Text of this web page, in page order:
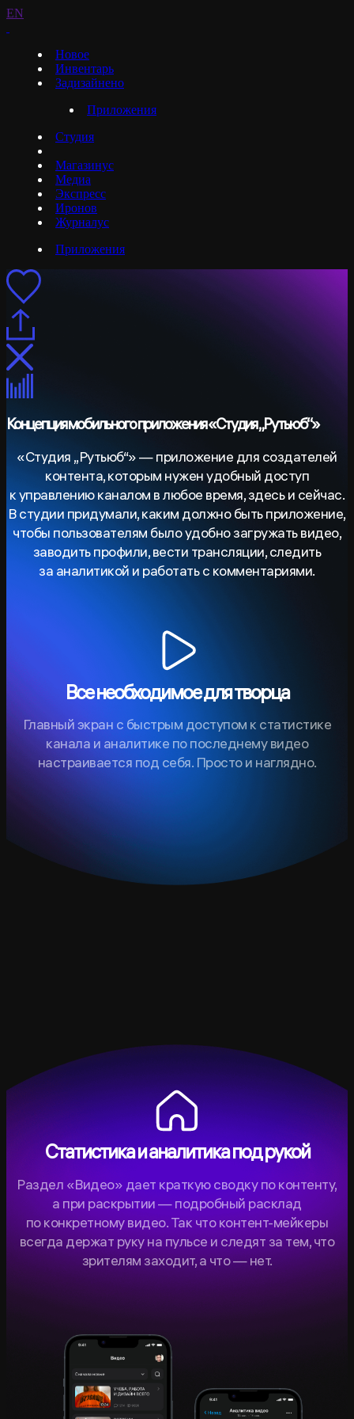
EN
Новое
Инвентарь
Задизайнено
Приложения
Студия
Магазинус
Медиа
Экспресс
Иронов
Журналус
Приложения
Концепция мобильного приложения «Студия „Рутьюб“»
«Студия „Рутьюб“» — приложение для создателей
контента, которым нужен удобный доступ
к управлению каналом в любое время, здесь и сейчас.
В студии придумали, каким должно быть приложение,
чтобы пользователям было удобно загружать видео,
заводить профили, вести трансляции, следить
за аналитикой и работать с комментариями.
Все необходимое для творца
Главный экран с быстрым доступом к статистике
канала и аналитике по последнему видео
настраивается под себя. Просто и наглядно.
Статистика и аналитика под рукой
Раздел «Видео» дает краткую сводку по контенту,
а при раскрытии — подробный расклад
по конкретному видео. Так что контент-мейкеры
всегда держат руку на пульсе и следят за тем, что
зрителям заходит, а что — нет.